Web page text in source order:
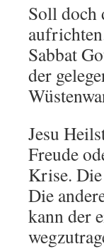
Soll doch
Sabbat
der
Jesu
Freude
Krise.
Die
kann der